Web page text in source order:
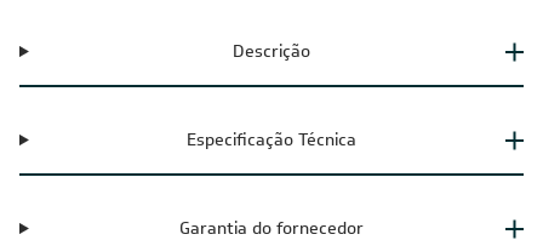
Descrição
Especificação Técnica
Garantia do fornecedor